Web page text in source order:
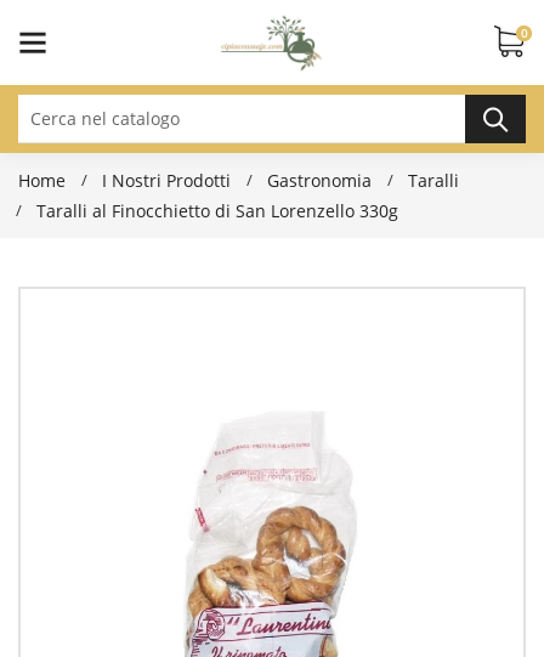
0
Home I Nostri Prodotti Gastronomia
Taralli
Taralli al Finocchietto di San Lorenzello 330g